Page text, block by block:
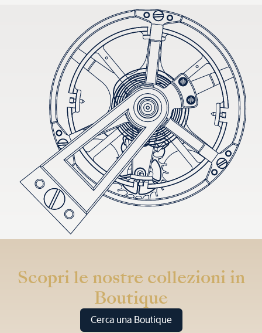
Scopri le nostre collezioni in
Boutique
Cerca una Boutique